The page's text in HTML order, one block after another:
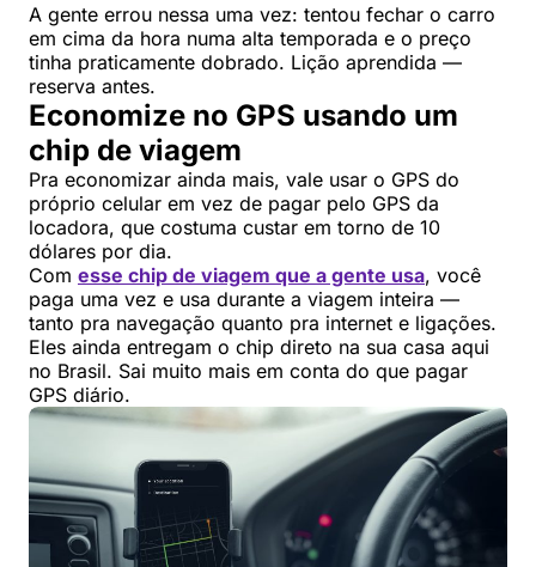
A gente errou nessa uma vez: tentou fechar o carro
em cima da hora numa alta temporada e o preço
tinha praticamente dobrado. Lição aprendida —
reserva antes.
Economize no GPS usando um
chip de viagem
Pra economizar ainda mais, vale usar o GPS do
próprio celular em vez de pagar pelo GPS da
locadora, que costuma custar em torno de 10
dólares por dia.
Com esse chip de viagem que a gente usa, você
paga uma vez e usa durante a viagem inteira —
tanto pra navegação quanto pra internet e ligações.
Eles ainda entregam o chip direto na sua casa aqui
no Brasil. Sai muito mais em conta do que pagar
GPS diário.